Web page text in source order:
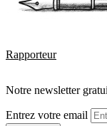
Rapporteur
Notre newsletter
Entrez votre email